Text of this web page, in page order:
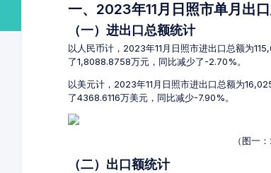
一、2023年11月日照市单月出
（一）进出口总额统计
以人民币计，2023年11月日照市进出口总额为
了1,8088.8758万元，同比减少了-2.70%。
以美元计，2023年11月日照市进出口总额为
了4368.6116万美元，同比减少-7.90%。
（图一
（二）出口额统计